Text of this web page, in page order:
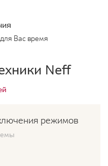
Вас время
Neff
режимов